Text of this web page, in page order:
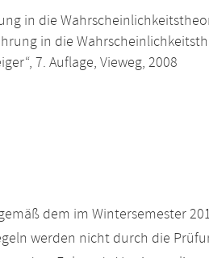
in die
in die
7. Auflage, Vieweg, 2008
dem im Wintersemester
werden nicht durch die